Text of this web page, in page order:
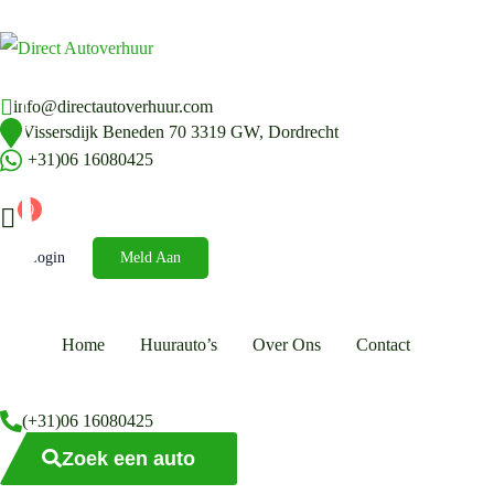
info@directautoverhuur.com
Vissersdijk Beneden 70 3319 GW, Dordrecht
(+31)06 16080425
0
Login Meld Aan
Home Huurauto’s Over Ons Contact
(+31)06 16080425
Zoek een auto